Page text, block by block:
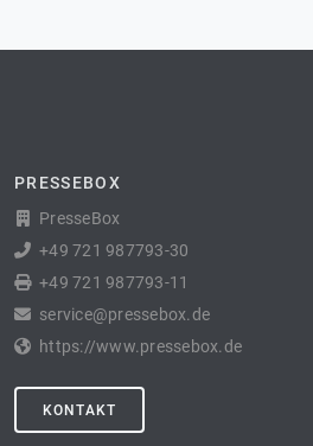
PRESSEBOX
PresseBox
+49 721 987793-30
+49 721 987793-11
service@pressebox.de
https://www.pressebox.de
KONTAKT